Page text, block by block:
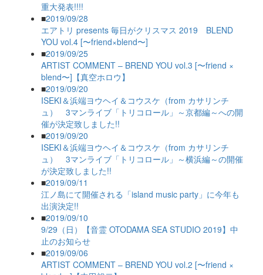
重大発表!!!!
■2019/09/28
エアトリ presents 毎日がクリスマス 2019 BLEND
YOU vol.4 [〜friend×blend〜]
■2019/09/25
ARTIST COMMENT – BREND YOU vol.3 [〜friend ×
blend〜]【真空ホロウ】
■2019/09/20
ISEKI＆浜端ヨウヘイ＆コウスケ（from カサリンチ
ュ） 3マンライブ「トリコロール」～京都編～への開
催が決定致しました!!
■2019/09/20
ISEKI＆浜端ヨウヘイ＆コウスケ（from カサリンチ
ュ） 3マンライブ「トリコロール」～横浜編～の開催
が決定致しました!!
■2019/09/11
江ノ島にて開催される「island music party」に今年も
出演決定!!
■2019/09/10
9/29（日）【音霊 OTODAMA SEA STUDIO 2019】中
止のお知らせ
■2019/09/06
ARTIST COMMENT – BREND YOU vol.2 [〜friend ×